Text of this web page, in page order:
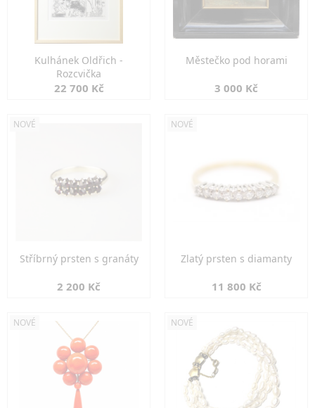
Kulhánek Oldřich -
Rozcvička
22 700 Kč
Městečko pod horami
3 000 Kč
NOVÉ
Stříbrný prsten s granáty
2 200 Kč
NOVÉ
Zlatý prsten s diamanty
11 800 Kč
NOVÉ NOVÉ